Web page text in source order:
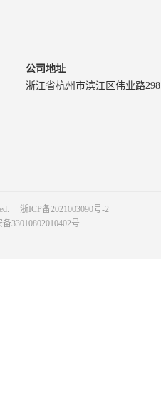
公司地址
浙江省杭州市滨江区伟业路
浙ICP备2021003090号-2
33010802010402号